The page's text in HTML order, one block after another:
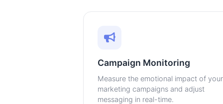
Campaign Monitoring
Measure the emotional impact of your
marketing campaigns and adjust
messaging in real-time.